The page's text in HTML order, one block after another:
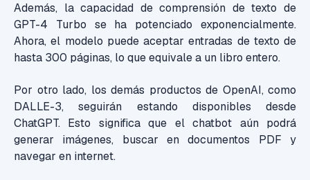
Además, la capacidad de comprensión de texto de
GPT-4 Turbo se ha potenciado exponencialmente.
Ahora, el modelo puede aceptar entradas de texto de
hasta 300 páginas, lo que equivale a un libro entero.
Por otro lado, los demás productos de OpenAI, como
DALLE-3, seguirán estando disponibles desde
ChatGPT. Esto significa que el chatbot aún podrá
generar imágenes, buscar en documentos PDF y
navegar en internet.